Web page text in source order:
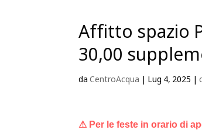
Affitto spazio
30,00
daCentroAcqua | Lug 4, 2025 |
⚠ Per le feste in orario di